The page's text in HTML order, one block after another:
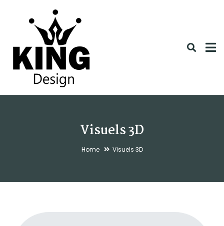
Visuels 3D
Home Visuels 3D